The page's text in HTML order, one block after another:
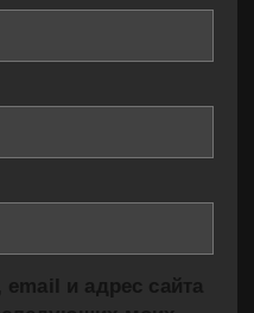
и адрес сайта